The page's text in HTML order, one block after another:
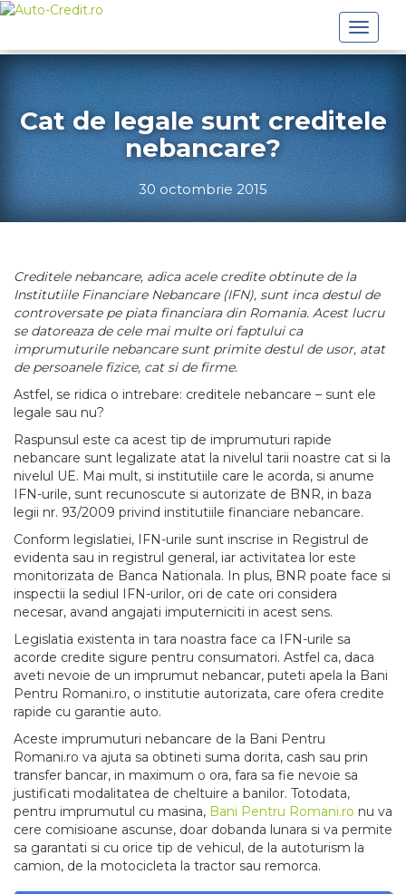
Toggle
Cat de legale sunt creditele
nebancare?
30 octombrie 2015
Creditele nebancare, adica acele credite obtinute de la
Institutiile Financiare Nebancare (IFN), sunt inca destul de
controversate pe piata financiara din Romania. Acest lucru
se datoreaza de cele mai multe ori faptului ca
imprumuturile nebancare sunt primite destul de usor, atat
de persoanele fizice, cat si de firme.
Astfel, se ridica o intrebare: creditele nebancare – sunt ele
legale sau nu?
Raspunsul este ca acest tip de imprumuturi rapide
nebancare sunt legalizate atat la nivelul tarii noastre cat si la
nivelul UE. Mai mult, si institutiile care le acorda, si anume
IFN-urile, sunt recunoscute si autorizate de BNR, in baza
legii nr. 93/2009 privind institutiile financiare nebancare.
Conform legislatiei, IFN-urile sunt inscrise in Registrul de
evidenta sau in registrul general, iar activitatea lor este
monitorizata de Banca Nationala. In plus, BNR poate face si
inspectii la sediul IFN-urilor, ori de cate ori considera
necesar, avand angajati imputerniciti in acest sens.
Legislatia existenta in tara noastra face ca IFN-urile sa
acorde credite sigure pentru consumatori. Astfel ca, daca
aveti nevoie de un imprumut nebancar, puteti apela la Bani
Pentru Romani.ro, o institutie autorizata, care ofera credite
rapide cu garantie auto.
Aceste imprumuturi nebancare de la Bani Pentru
Romani.ro va ajuta sa obtineti suma dorita, cash sau prin
transfer bancar, in maximum o ora, fara sa fie nevoie sa
justificati modalitatea de cheltuire a banilor. Totodata,
pentru imprumutul cu masina, Bani Pentru Romani.ro nu va
cere comisioane ascunse, doar dobanda lunara si va permite
sa garantati si cu orice tip de vehicul, de la autoturism la
camion, de la motocicleta la tractor sau remorca.